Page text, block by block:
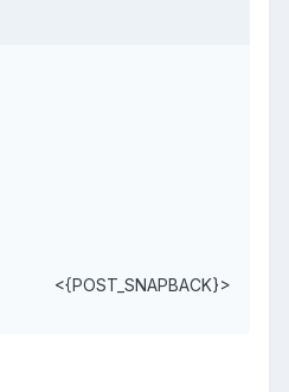
<{POST_SNAPBACK}>